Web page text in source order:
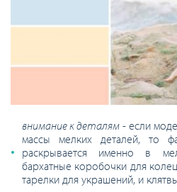
внимание к деталям - если
массы мелких деталей, то
раскрывается именно в
бархатные коробочки для
тарелки для украшений, и